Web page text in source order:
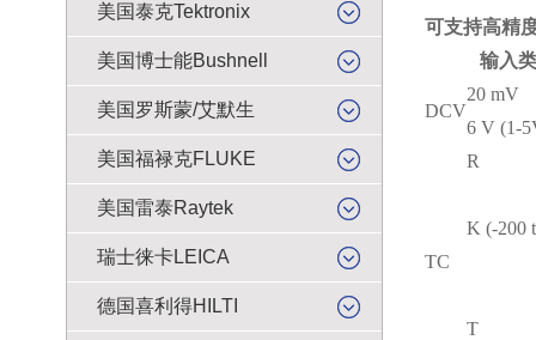
美国泰克Tektronix
美国博士能Bushnell
美国罗斯蒙/艾默生
美国福禄克FLUKE
美国雷泰Raytek
瑞士徕卡LEICA
德国喜利得HILTI
可支持高精
输入
DCV
20 mV
6 V (1-
TC
R
K (-200
T